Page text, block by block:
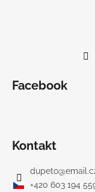
Facebook
Kontakt
dupeto@
+420 603 194